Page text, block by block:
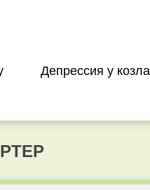
Депрессия у козла